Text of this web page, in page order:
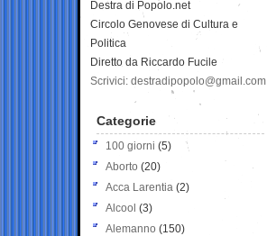
Destra di Popolo.net
Circolo Genovese di Cultura e
Politica
Diretto da Riccardo Fucile
Scrivici: destradipopolo@gmail.com
Categorie
100 giorni (5)
Aborto (20)
Acca Larentia (2)
Alcool (3)
Alemanno (150)